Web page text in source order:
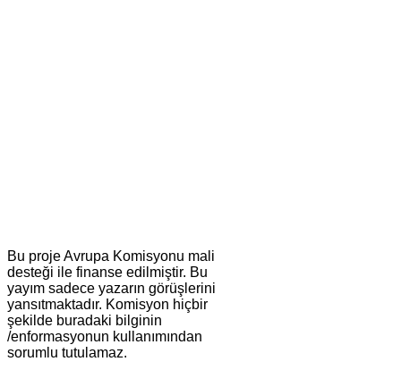
Bu proje Avrupa Komisyonu mali
desteği ile finanse edilmiştir. Bu
yayım sadece yazarın görüşlerini
yansıtmaktadır. Komisyon hiçbir
şekilde buradaki bilginin
/enformasyonun kullanımından
sorumlu tutulamaz.